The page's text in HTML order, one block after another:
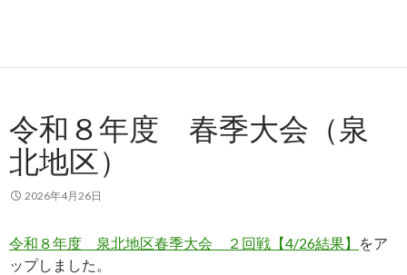
令和８年度 春季大会（泉
北地区）
2026年4月26日
令和８年度 泉北地区春季大会 ２回戦【4/26結果】
をア
ップしました。